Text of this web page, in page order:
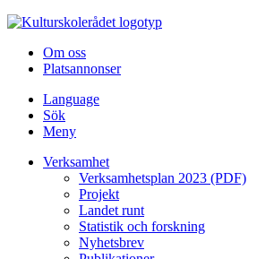
Hoppa till innehållet
Om oss
Platsannonser
Language
Sök
Meny
Verksamhet
Verksamhetsplan 2023 (PDF)
Projekt
Landet runt
Statistik och forskning
Nyhetsbrev